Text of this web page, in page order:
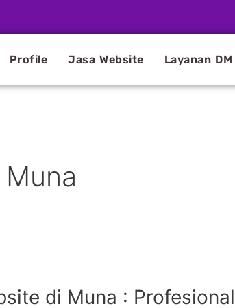
Profile Jasa Website Layanan DM
di Muna : Profesional